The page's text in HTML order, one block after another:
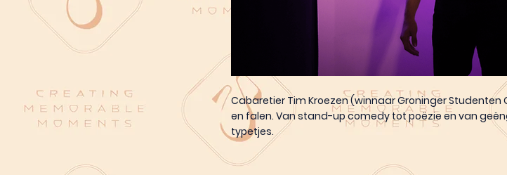
Cabaretier Tim Kroezen (winnaar Groninger
en falen. Van stand-up comedy tot poëzie en van
typetjes.